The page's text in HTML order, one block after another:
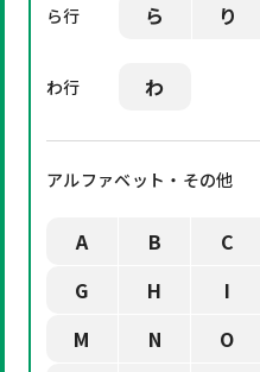
ら行 ら り
わ行 わ
アルファベット・その他
A B C
G
H I
M
N O